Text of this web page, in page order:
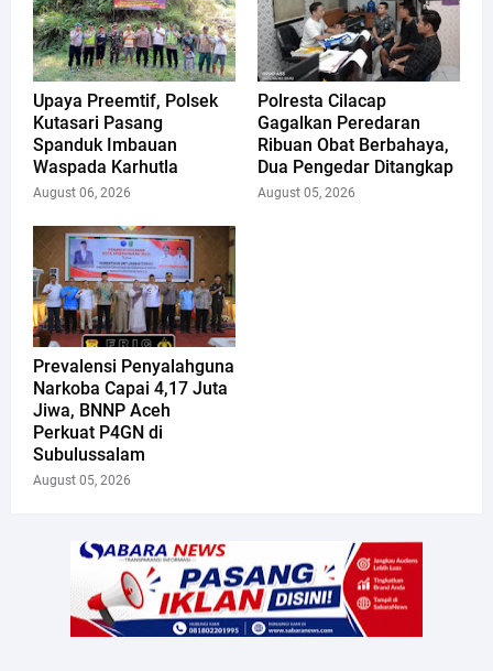
Upaya Preemtif, Polsek
Kutasari Pasang
Spanduk Imbauan
Waspada Karhutla
August 06, 2026
Polresta Cilacap
Gagalkan Peredaran
Ribuan Obat Berbahaya,
Dua Pengedar Ditangkap
August 05, 2026
Prevalensi Penyalahguna
Narkoba Capai 4,17 Juta
Jiwa, BNNP Aceh
Perkuat P4GN di
Subulussalam
August 05, 2026